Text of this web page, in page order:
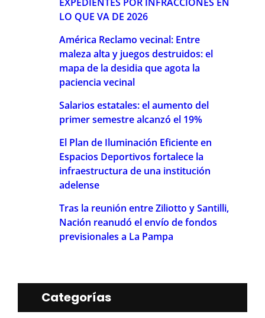
LO QUE VA DE 2026
América Reclamo vecinal: Entre
maleza alta y juegos destruidos: el
mapa de la desidia que agota la
paciencia vecinal
Salarios estatales: el aumento del
primer semestre alcanzó el 19%
El Plan de Iluminación Eficiente en
Espacios Deportivos fortalece la
infraestructura de una institución
adelense
Tras la reunión entre Ziliotto y Santilli,
Nación reanudó el envío de fondos
previsionales a La Pampa
Categorías